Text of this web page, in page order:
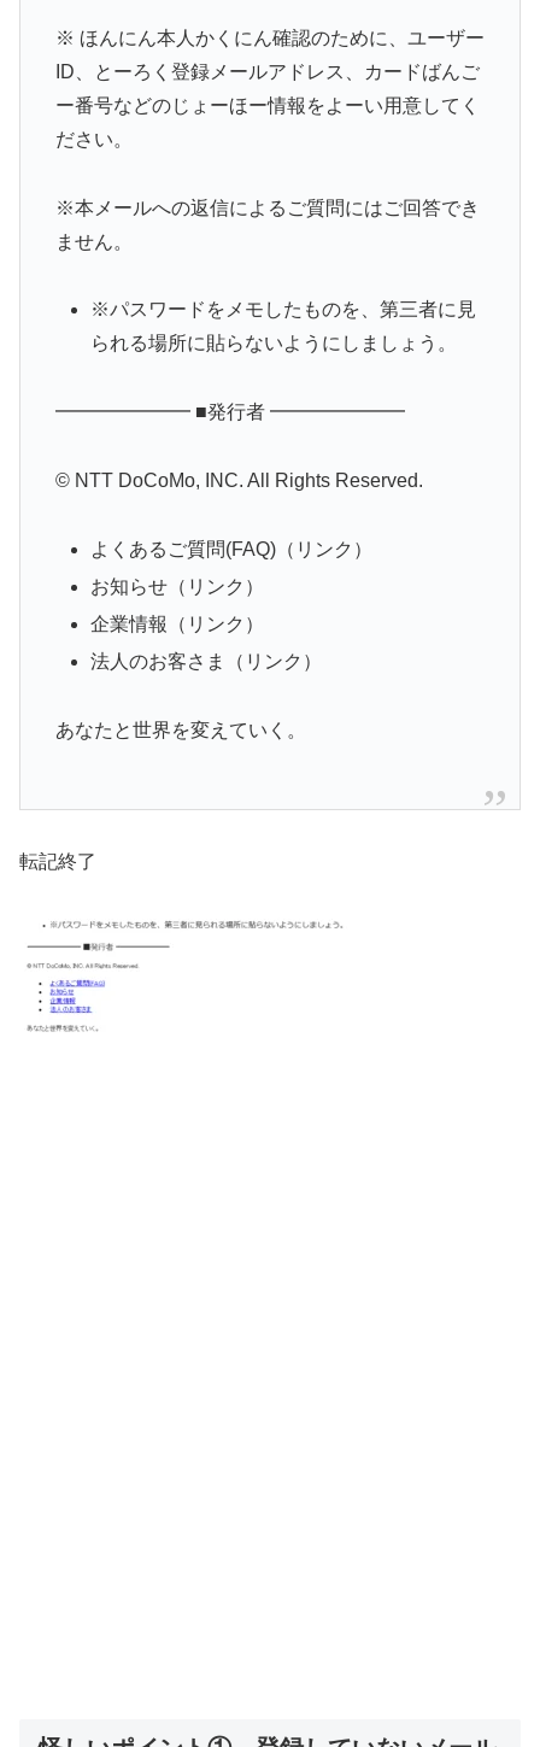
※ ほんにん本人かくにん確認のために、ユーザー
ID、とーろく登録メールアドレス、カードばんご
ー番号などのじょーほー情報をよーい用意してく
ださい。
※本メールへの返信によるご質問にはご回答でき
ません。
※パスワードをメモしたものを、第三者に見
られる場所に貼らないようにしましょう。
━━━━━━━ ■発行者 ━━━━━━━
© NTT DoCoMo, INC. All Rights Reserved.
よくあるご質問(FAQ)（リンク）
お知らせ（リンク）
企業情報（リンク）
法人のお客さま（リンク）
あなたと世界を変えていく。
転記終了